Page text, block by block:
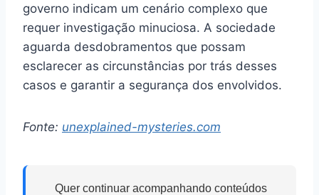
governo indicam um cenário complexo que
requer investigação minuciosa. A sociedade
aguarda desdobramentos que possam
esclarecer as circunstâncias por trás desses
casos e garantir a segurança dos envolvidos.
Fonte: unexplained-mysteries.com
Quer continuar acompanhando conteúdos